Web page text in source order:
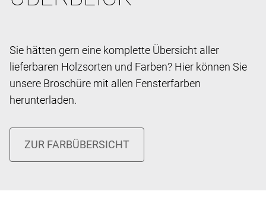
Sie hätten gern eine komplette Übersicht aller
lieferbaren Holzsorten und Farben? Hier können Sie
unsere Broschüre mit allen Fensterfarben
herunterladen.